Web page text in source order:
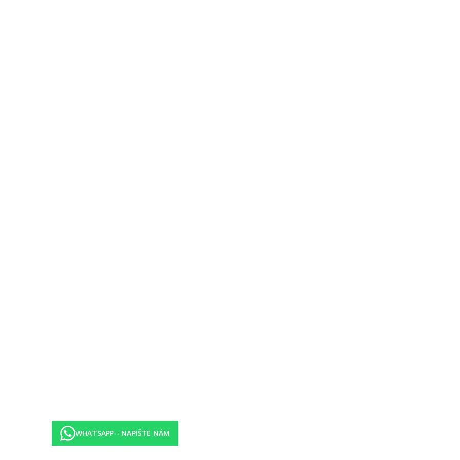
místnost s TV, čistírna. Venku dva bazény, snack bar u bazénu a terasa s lehátky a slunečníky zdarma, osušky za poplatek.
na moře
za poplatek.
hod.)
poplatek, dětská postýlka zdarma (na vyžádání).
WHATSAPP - NAPIŠTE NÁM